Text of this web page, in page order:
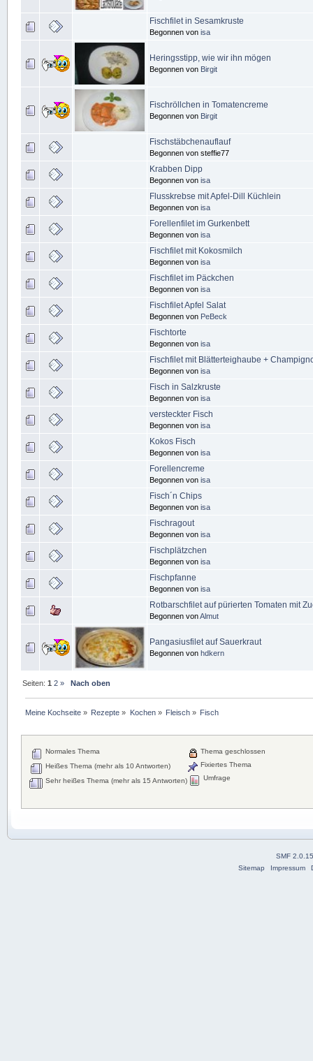
Fischfilet in Sesamkruste
Begonnen von isa
Heringsstipp, wie wir ihn mögen
Begonnen von Birgit
Fischröllchen in Tomatencreme
Begonnen von Birgit
Fischstäbchenauflauf
Begonnen von steffie77
Krabben Dipp
Begonnen von isa
Flusskrebse mit Apfel-Dill Küchlein
Begonnen von isa
Forellenfilet im Gurkenbett
Begonnen von isa
Fischfilet mit Kokosmilch
Begonnen von isa
Fischfilet im Päckchen
Begonnen von isa
Fischfilet Apfel Salat
Begonnen von PeBeck
Fischtorte
Begonnen von isa
Fischfilet mit Blätterteighaube +
Begonnen von isa
Fisch in Salzkruste
Begonnen von isa
versteckter Fisch
Begonnen von isa
Kokos Fisch
Begonnen von isa
Forellencreme
Begonnen von isa
Fisch´n Chips
Begonnen von isa
Fischragout
Begonnen von isa
Fischplätzchen
Begonnen von isa
Fischpfanne
Begonnen von isa
Rotbarschfilet auf pürierten Tomaten mit
Begonnen vonAlmut
Pangasiusfilet auf Sauerkraut
Begonnen von hdkern
Seiten:1 2 » Nach oben
Meine Kochseite » Rezepte » Kochen» Fleisch » Fisch
Normales Thema
Heißes Thema (mehr als 10 Antworten)
Sehr heißes Thema (mehr als 15 Antworten)
Thema geschlossen
Fixiertes Thema
Umfrage
SMF
Sitemap
Impressum